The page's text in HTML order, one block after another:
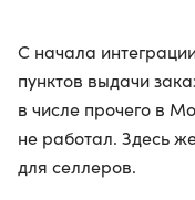
С начала
пунктов выдачи
в числе прочего в
не работал. Здесь
для селлеров.